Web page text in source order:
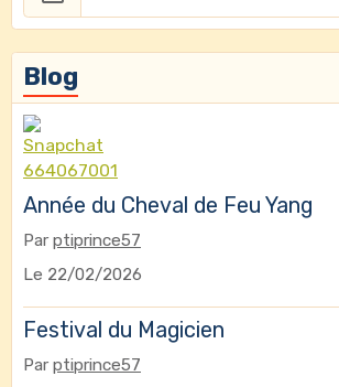
Blog
Année du Cheval de Feu Yang
Par ptiprince57
Le 22/02/2026
Festival du Magicien
Par ptiprince57